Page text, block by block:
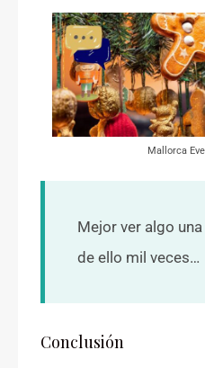
Mallorca
Mejor ver algo
de ello mil veces…
Conclusión